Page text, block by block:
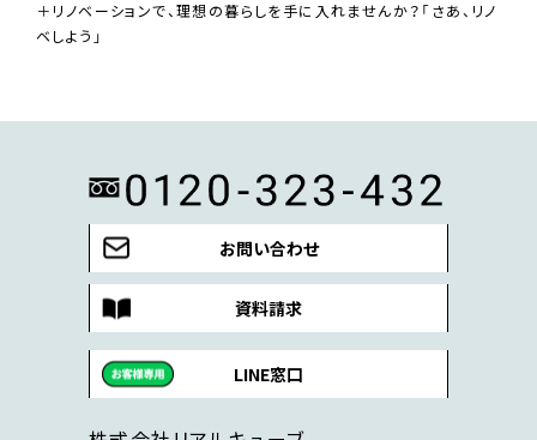
＋リノベーションで、理想の暮らしを手に入れませんか？「さあ、リノ
ベしよう」
お問い合わせ
資料請求
LINE窓口